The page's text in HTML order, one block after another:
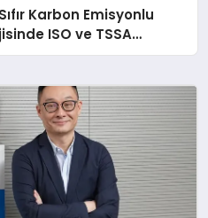
Karbon Emisyonlu
ISO ve TSSA